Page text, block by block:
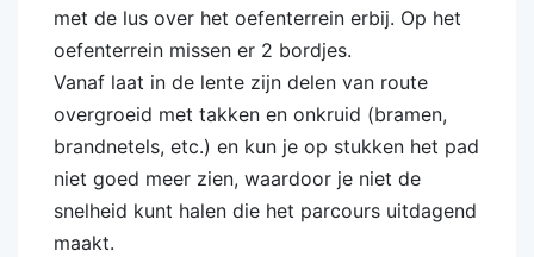
met de lus over het oefenterrein erbij. Op het
oefenterrein missen er 2 bordjes.
Vanaf laat in de lente zijn delen van route
overgroeid met takken en onkruid (bramen,
brandnetels, etc.) en kun je op stukken het pad
niet goed meer zien, waardoor je niet de
snelheid kunt halen die het parcours uitdagend
maakt.